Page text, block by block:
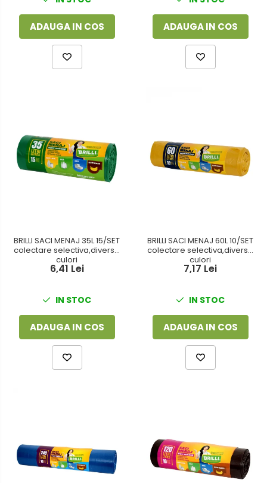
ADAUGA IN COS ADAUGA IN COS
BRILLI SACI MENAJ 35L 15/SET
colectare selectiva,diverse
culori
6,41 Lei
IN STOC
ADAUGA IN COS
BRILLI SACI MENAJ 60L 10/SET
colectare selectiva,diverse
culori
7,17 Lei
IN STOC
ADAUGA IN COS